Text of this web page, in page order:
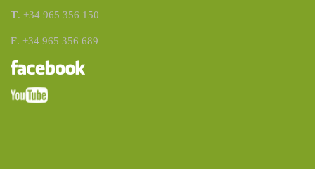
T. +34 965 356 150
F. +34 965 356 689